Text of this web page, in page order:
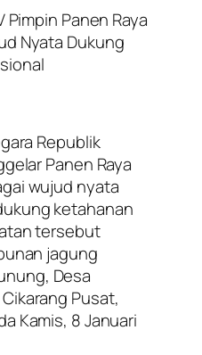
Pimpin Panen Raya
Nyata Dukung
Republik
Panen Raya
wujud nyata
ketahanan
tersebut
jagung
Desa
Pusat,
Kamis, 8 Januari